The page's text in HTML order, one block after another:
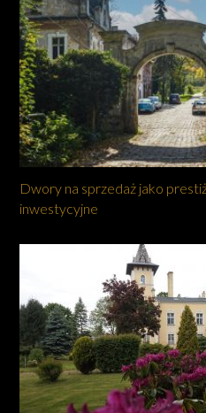
Dwory na sprzedaż jako
inwestycyjne